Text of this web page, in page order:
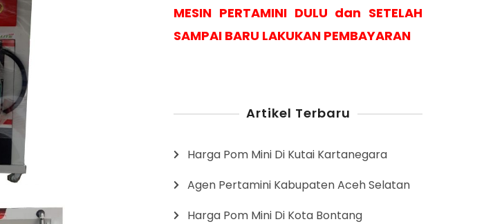
MESIN PERTAMINI DULU dan SETELAH
SAMPAI BARU LAKUKAN PEMBAYARAN
Artikel Terbaru
Harga Pom Mini Di Kutai Kartanegara
Agen Pertamini Kabupaten Aceh Selatan
Harga Pom Mini Di Kota Bontang